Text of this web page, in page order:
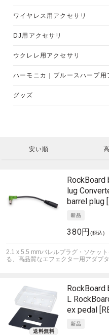
ワイヤレス用アクセサリ
DJ用アクセサリ
ウクレレ用アクセサリ
ハーモニカ｜ブルースハープ用
グッズ
安い順
RockBoard
lug
barrel plug
380円(税込)
2.1 x 5.5 mmバレルプラグ・ソケッ
る、高品質なエフェクター用アダプタ
RockBoard
L
ex pedal